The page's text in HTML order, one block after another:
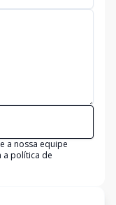
a nossa equipe
a política de